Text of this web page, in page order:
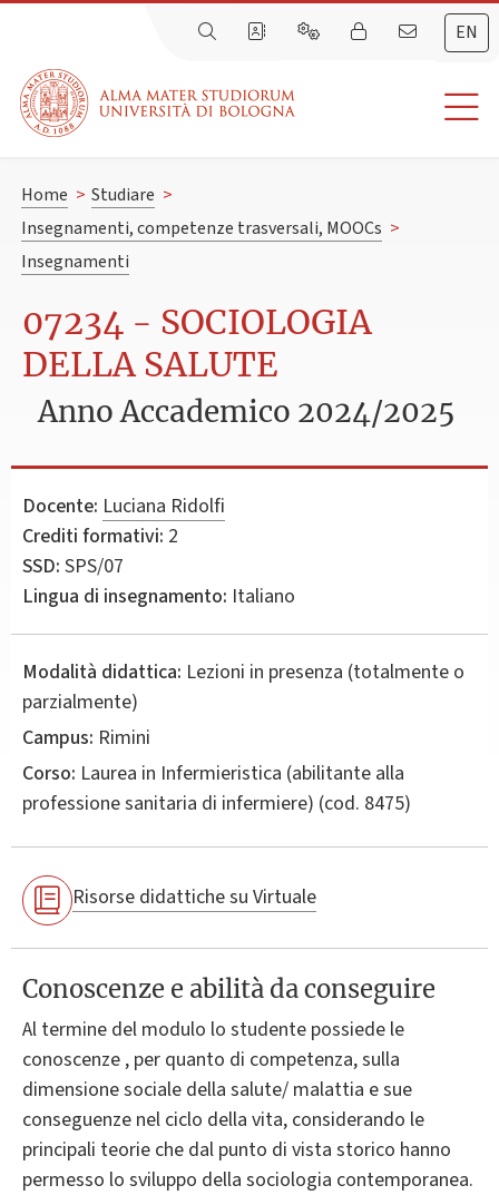
EN
Home > Studiare >
Insegnamenti, competenze trasversali, MOOCs >
Insegnamenti
07234 - SOCIOLOGIA
DELLA SALUTE
Anno Accademico 2024/2025
Docente: Luciana Ridolfi
Crediti formativi: 2
SSD: SPS/07
Lingua di insegnamento: Italiano
Modalità didattica: Lezioni in presenza (totalmente o
parzialmente)
Campus: Rimini
Corso: Laurea in Infermieristica (abilitante alla
professione sanitaria di infermiere) (cod. 8475)
Risorse didattiche su Virtuale
Conoscenze e abilità da conseguire
Al termine del modulo lo studente possiede le
conoscenze , per quanto di competenza, sulla
dimensione sociale della salute/ malattia e sue
conseguenze nel ciclo della vita, considerando le
principali teorie che dal punto di vista storico hanno
permesso lo sviluppo della sociologia contemporanea.